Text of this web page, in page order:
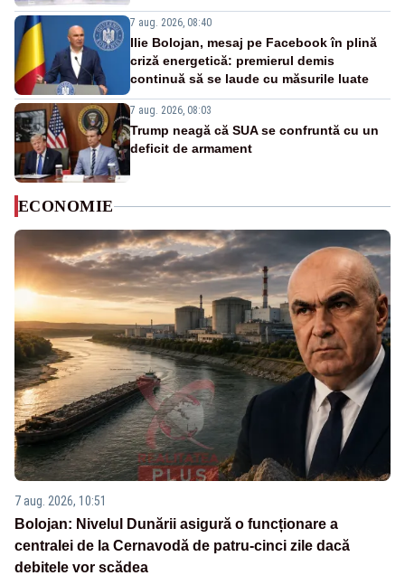
7 aug. 2026, 08:40
Ilie Bolojan, mesaj pe Facebook în plină
criză energetică: premierul demis
continuă să se laude cu măsurile luate
7 aug. 2026, 08:03
Trump neagă că SUA se confruntă cu un
deficit de armament
ECONOMIE
7 aug. 2026, 10:51
Bolojan: Nivelul Dunării asigură o funcționare a
centralei de la Cernavodă de patru-cinci zile dacă
debitele vor scădea